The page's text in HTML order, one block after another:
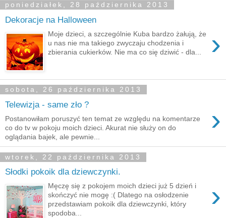
poniedziałek, 28 października 2013
Dekoracje na Halloween
›
Moje dzieci, a szczególnie Kuba bardzo żałują, że
u nas nie ma takiego zwyczaju chodzenia i
zbierania cukierków. Nie ma co się dziwić - dla...
sobota, 26 października 2013
Telewizja - same zło ? ›
Postanowiłam poruszyć ten temat ze względu na komentarze
co do tv w pokoju moich dzieci. Akurat nie służy on do
oglądania bajek, ale pewnie...
wtorek, 22 października 2013
Słodki pokoik dla dziewczynki.
›
Męczę się z pokojem moich dzieci już 5 dzień i
skończyć nie mogę :( Dlatego na osłodzenie
przedstawiam pokoik dla dziewczynki, który
spodoba...